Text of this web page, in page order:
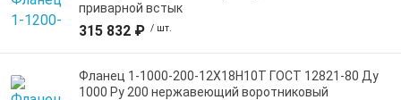
приварной встык
315 832 ₽ / шт.
Фланец 1-1000-200-12Х18Н10Т ГОСТ 12821-80 Ду
1000 Ру 200 нержавеющий воротниковый